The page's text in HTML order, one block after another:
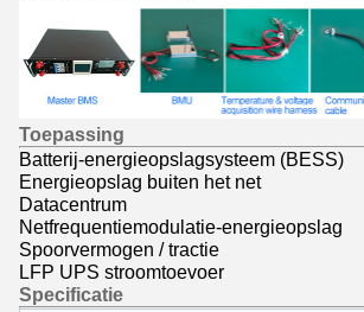
Toepassing
Batterij-energieopslagsysteem (BESS)
Energieopslag buiten het net
Datacentrum
Netfrequentiemodulatie-energieopslag
Spoorvermogen / tractie
LFP UPS stroomtoevoer
Specificatie